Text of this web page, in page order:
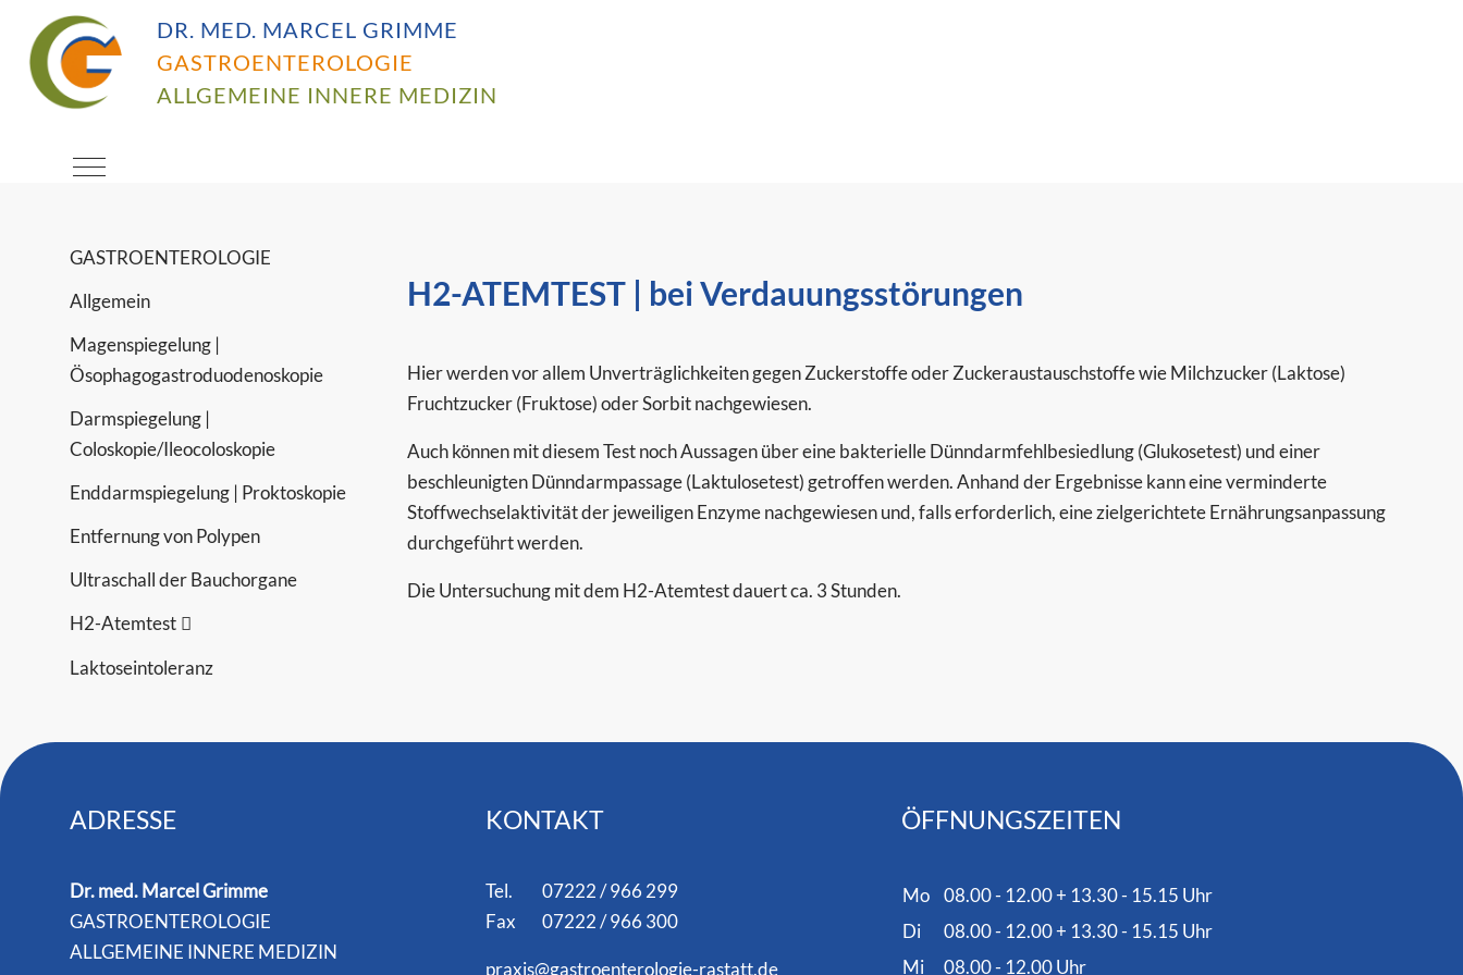
DR. MED. MARCEL GRIMME
GASTROENTEROLOGIE
ALLGEMEINE INNERE MEDIZIN
Mobile Menu Toggle
GASTROENTEROLOGIE
Allgemein
Magenspiegelung |
Ösophagogastroduodenoskopie
Darmspiegelung |
Coloskopie/Ileocoloskopie
Enddarmspiegelung | Proktoskopie
Entfernung von Polypen
Ultraschall der Bauchorgane
H2-Atemtest
Laktoseintoleranz
H2-ATEMTEST | bei Verdauungsstörungen
Hier werden vor allem Unverträglichkeiten gegen Zuckerstoffe oder Zuckeraustauschstoffe wie Milchzucker (Laktose)
Fruchtzucker (Fruktose) oder Sorbit nachgewiesen.
Auch können mit diesem Test noch Aussagen über eine bakterielle Dünndarmfehlbesiedlung (Glukosetest) und einer
beschleunigten Dünndarmpassage (Laktulosetest) getroffen werden. Anhand der Ergebnisse kann eine verminderte
Stoffwechselaktivität der jeweiligen Enzyme nachgewiesen und, falls erforderlich, eine zielgerichtete Ernährungsanpassung
durchgeführt werden.
Die Untersuchung mit dem H2-Atemtest dauert ca. 3 Stunden.
ADRESSE
Dr. med. Marcel Grimme
GASTROENTEROLOGIE
ALLGEMEINE INNERE MEDIZIN
KONTAKT
Tel. 07222 / 966 299
Fax 07222 / 966 300
praxis@gastroenterologie-rastatt.de
ÖFFNUNGSZEITEN
Mo
08.00 - 12.00 + 13.30 - 15.15 Uhr
Di
08.00 - 12.00 + 13.30 - 15.15 Uhr
Mi
08.00 - 12.00 Uhr